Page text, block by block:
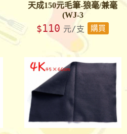
天成150元毛筆-狼毫/兼毫
(WJ-3
$110 元/支 購買